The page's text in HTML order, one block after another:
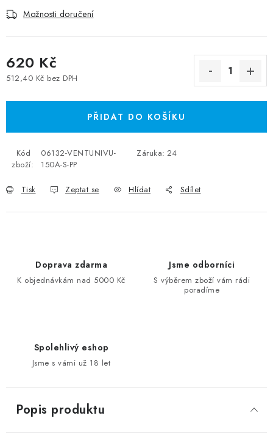
Možnosti doručení
620 Kč
512,40 Kč bez DPH
PŘIDAT DO KOŠÍKU
Kód
zboží:
06132-VENTUNIVU-
150A-S-PP
Záruka: 24
Tisk Zeptat se Hlídat Sdílet
Doprava zdarma
K objednávkám nad 5000 Kč
Jsme odborníci
S výběrem zboží vám rádi
poradíme
Spolehlivý eshop
Jsme s vámi už 18 let
Popis produktu